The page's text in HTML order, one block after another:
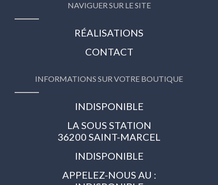
NAVIGUER SUR LE SITE
RÉALISATIONS
CONTACT
INFORMATIONS SUR VOTRE BOUTIQUE
INDISPONIBLE
LA SOUS STATION
36200 SAINT-MARCEL
INDISPONIBLE
APPELEZ-NOUS AU :